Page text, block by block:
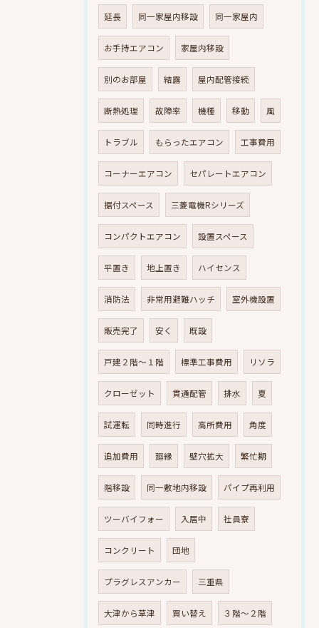
延長 同一家屋内移設 同一家屋内
お手持エアコン 家屋内移設
別のお部屋 結露 屋内配管接続
断熱処理 故障率 機種 移動 風
トラブル もらったエアコン 工事費用
コーナーエアコン セパレートエアコン
据付スペース 三菱電機Rシリーズ
コンパクトエアコン 設置スペース
平置き 地上置き ハイセンス
消防法 非常用避難ハッチ 室外機設置
販売完了 安く 既設
戸建２階～１階 標準工事費用 リソラ
クローゼット 貫通配管 排水 夏
試運転 同時進行 高所費用 角度
追加費用 廻縁 壁穴拡大 繁忙期
階移設 同一敷地内移設 パイプ再利用
ツーバイフォー 入居中 社員寮
コンクリート 団地
プラグレスアンカー 三重県
大津から草津 買い替え ３階～２階